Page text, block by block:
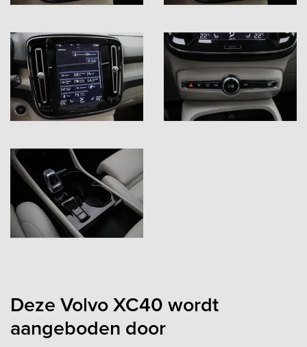
Deze Volvo XC40 wordt
aangeboden door